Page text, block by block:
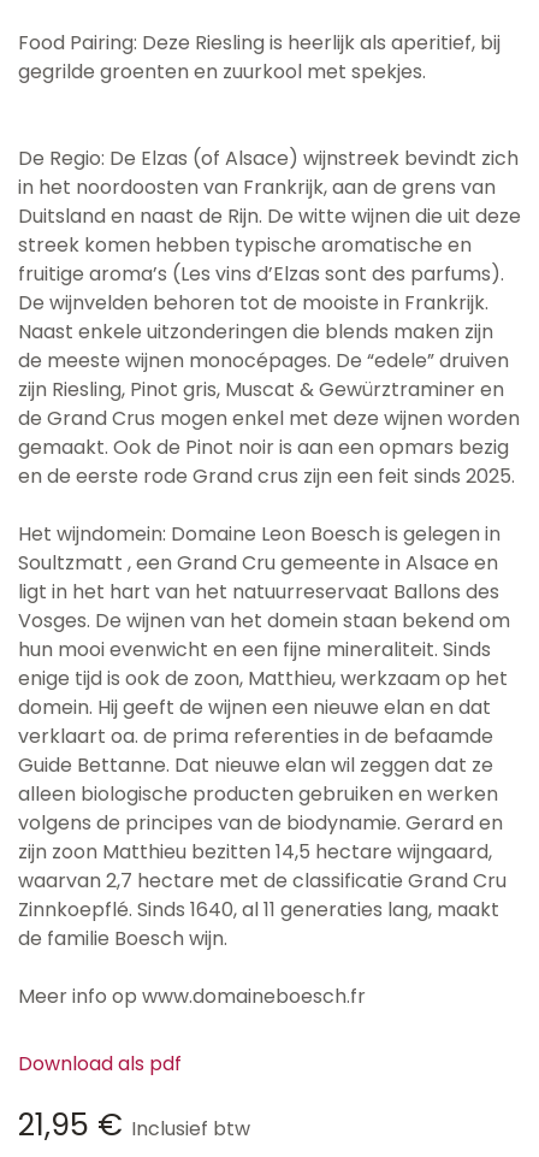
Food Pairing: Deze Riesling is heerlijk als aperitief, bij
gegrilde groenten en zuurkool met spekjes.
De Regio: De Elzas (of Alsace) wijnstreek bevindt zich
in het noordoosten van Frankrijk, aan de grens van
Duitsland en naast de Rijn. De witte wijnen die uit deze
streek komen hebben typische aromatische en
fruitige aroma’s (Les vins d’Elzas sont des parfums).
De wijnvelden behoren tot de mooiste in Frankrijk.
Naast enkele uitzonderingen die blends maken zijn
de meeste wijnen monocépages. De “edele” druiven
zijn Riesling, Pinot gris, Muscat & Gewürztraminer en
de Grand Crus mogen enkel met deze wijnen worden
gemaakt. Ook de Pinot noir is aan een opmars bezig
en de eerste rode Grand crus zijn een feit sinds 2025.
Het wijndomein: Domaine Leon Boesch is gelegen in
Soultzmatt , een Grand Cru gemeente in Alsace en
ligt in het hart van het natuurreservaat Ballons des
Vosges. De wijnen van het domein staan bekend om
hun mooi evenwicht en een fijne mineraliteit. Sinds
enige tijd is ook de zoon, Matthieu, werkzaam op het
domein. Hij geeft de wijnen een nieuwe elan en dat
verklaart oa. de prima referenties in de befaamde
Guide Bettanne. Dat nieuwe elan wil zeggen dat ze
alleen biologische producten gebruiken en werken
volgens de principes van de biodynamie. Gerard en
zijn zoon Matthieu bezitten 14,5 hectare wijngaard,
waarvan 2,7 hectare met de classificatie Grand Cru
Zinnkoepflé. Sinds 1640, al 11 generaties lang, maakt
de familie Boesch wijn.
Meer info op www.domaineboesch.fr
Download als pdf
21,95 € Inclusief btw